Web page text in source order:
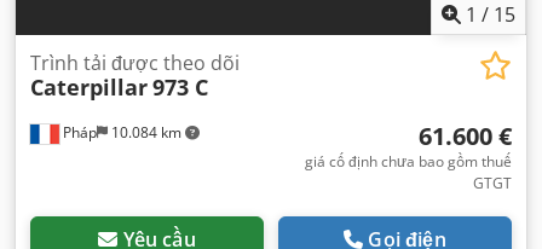
1 / 15
Pháp 10.084 km
Trình tải được theo dõi
Caterpillar973 C
61.600 €
giá cố định chưa bao gồm thuế
GTGT
Yêu cầu Gọi điện